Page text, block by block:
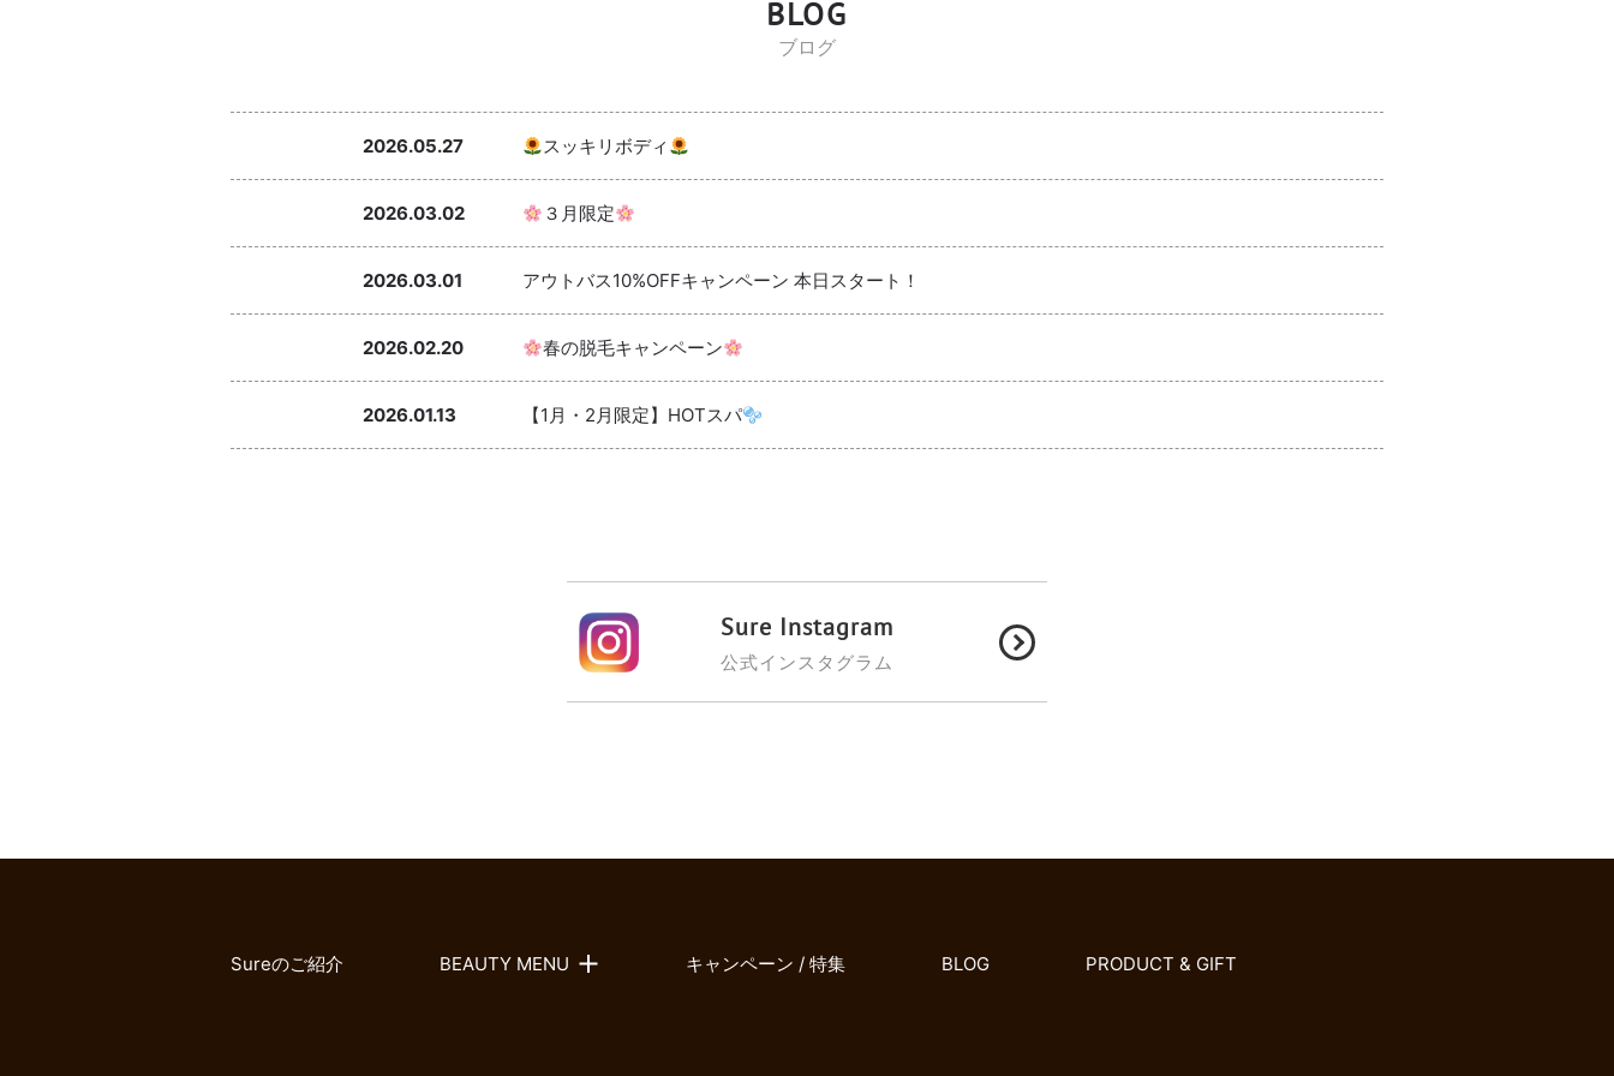
BLOG
ブログ
2026.05.27 スッキリボディ
2026.03.02 ３月限定
2026.03.01 アウトバス10%OFFキャンペーン 本日スタート！
2026.02.20 春の脱毛キャンペーン
2026.01.13 【1月・2月限定】HOTスパ
Sure Instagram
公式インスタグラム
Sureのご紹介 BEAUTY MENU キャンペーン / 特集 BLOG PRODUCT & GIFT